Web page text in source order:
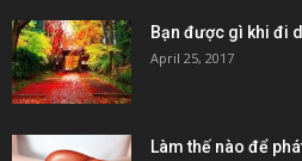
Bạn được gì khi đi
April 25, 2017
Làm thế nào để